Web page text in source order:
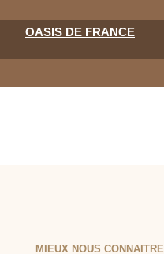
OASIS DE FRANCE
MIEUX NOUS CONNAITRE